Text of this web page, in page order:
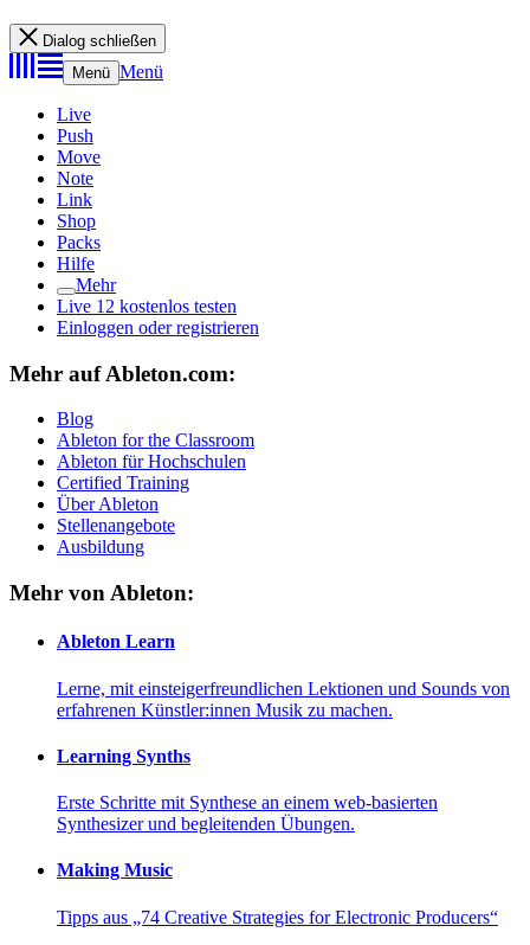
Dialog schließen
Menü Menü
Live
Push
Move
Note
Link
Shop
Packs
Hilfe
Mehr
Live 12 kostenlos testen
Einloggen oder registrieren
Mehr auf Ableton.com:
Blog
Ableton for the Classroom
Ableton für Hochschulen
Certified Training
Über Ableton
Stellenangebote
Ausbildung
Mehr von Ableton:
Ableton Learn
Lerne, mit einsteigerfreundlichen Lektionen und Sounds von
erfahrenen Künstler:innen Musik zu machen.
Learning Synths
Erste Schritte mit Synthese an einem web-basierten
Synthesizer und begleitenden Übungen.
Making Music
Tipps aus „74 Creative Strategies for Electronic Producers“